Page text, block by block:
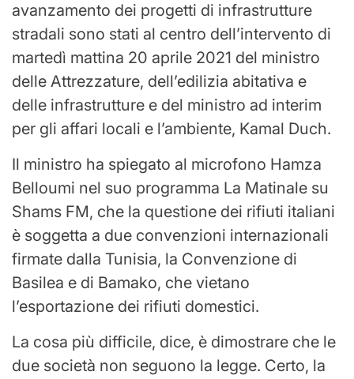
avanzamento dei progetti di infrastrutture
stradali sono stati al centro dell’intervento di
martedì mattina 20 aprile 2021 del ministro
delle Attrezzature, dell’edilizia abitativa e
delle infrastrutture e del ministro ad interim
per gli affari locali e l’ambiente, Kamal Duch.
Il ministro ha spiegato al microfono Hamza
Belloumi nel suo programma La Matinale su
Shams FM, che la questione dei rifiuti italiani
è soggetta a due convenzioni internazionali
firmate dalla Tunisia, la Convenzione di
Basilea e di Bamako, che vietano
l’esportazione dei rifiuti domestici.
La cosa più difficile, dice, è dimostrare che le
due società non seguono la legge. Certo, la